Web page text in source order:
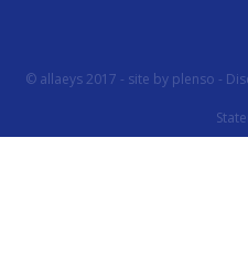
© allaeys 2017 - site by plenso -